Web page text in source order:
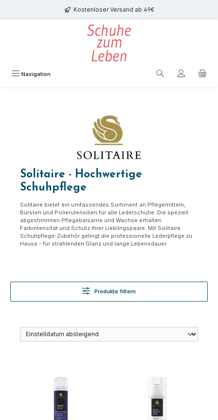
Zum Hauptinhalt springen Kostenloser Versand ab 49€
Navigation
Solitaire - Hochwertige
Schuhpflege
Solitaire bietet ein umfassendes Sortiment an Pflegemitteln,
Bürsten und Polierutensilien für alle Lederschuhe. Die speziell
abgestimmten Pflegebalsame und Wachse erhalten
Farbintensität und Schutz Ihrer Lieblingspaare. Mit Solitaire
Schuhpflege-Zubehör gelingt die professionelle Lederpflege zu
Hause - für strahlenden Glanz und lange Lebensdauer.
Produkte filtern